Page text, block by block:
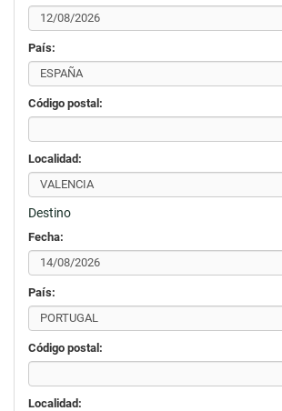
País:
Código postal:
Localidad:
Destino
Fecha:
País:
Código postal:
Localidad: